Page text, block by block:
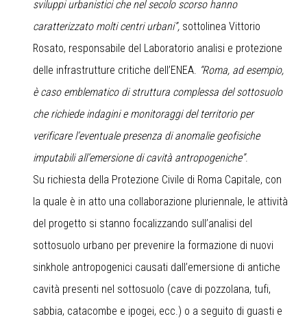
sviluppi urbanistici che nel secolo scorso hanno
caratterizzato molti centri urbani”, sottolinea Vittorio
Rosato, responsabile del Laboratorio analisi e protezione
delle infrastrutture critiche dell’ENEA. “Roma, ad esempio,
è caso emblematico di struttura complessa del sottosuolo
che richiede indagini e monitoraggi del territorio per
verificare l’eventuale presenza di anomalie geofisiche
imputabili all’emersione di cavità antropogeniche”.
Su richiesta della Protezione Civile di Roma Capitale, con
la quale è in atto una collaborazione pluriennale, le attività
del progetto si stanno focalizzando sull’analisi del
sottosuolo urbano per prevenire la formazione di nuovi
sinkhole antropogenici causati dall’emersione di antiche
cavità presenti nel sottosuolo (cave di pozzolana, tufi,
sabbia, catacombe e ipogei, ecc.) o a seguito di guasti e